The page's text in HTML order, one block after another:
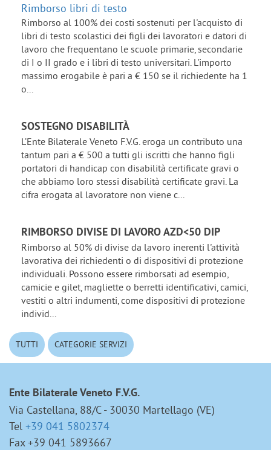
Rimborso libri di testo
Rimborso al 100% dei costi sostenuti per l'acquisto di
libri di testo scolastici dei figli dei lavoratori e datori di
lavoro che frequentano le scuole primarie, secondarie
di I o II grado e i libri di testo universitari. L'importo
massimo erogabile è pari a € 150 se il richiedente ha 1
o...
SOSTEGNO DISABILITÀ
L’Ente Bilaterale Veneto F.V.G. eroga un contributo una
tantum pari a € 500 a tutti gli iscritti che hanno figli
portatori di handicap con disabilità certificate gravi o
che abbiamo loro stessi disabilità certificate gravi. La
cifra erogata al lavoratore non viene c...
RIMBORSO DIVISE DI LAVORO AZD<50 DIP
Rimborso al 50% di divise da lavoro inerenti l'attività
lavorativa dei richiedenti o di dispositivi di protezione
individuali. Possono essere rimborsati ad esempio,
camicie e gilet, magliette o berretti identificativi, camici,
vestiti o altri indumenti, come dispositivi di protezione
individ...
TUTTI CATEGORIE SERVIZI
Ente Bilaterale Veneto F.V.G.
Via Castellana, 88/C - 30030 Martellago (VE)
Tel +39 041 5802374
Fax +39 041 5893667